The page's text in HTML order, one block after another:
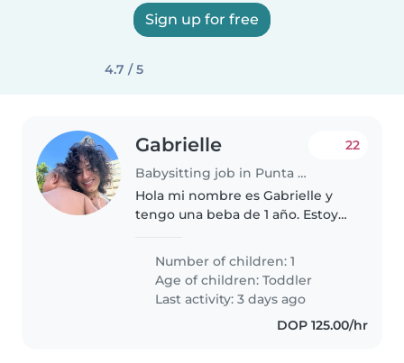
Sign up for free
4.7 / 5
Gabrielle
Babysitting job in Punta Cana
22
Hola mi nombre es Gabrielle y
tengo una beba de 1 año. Estoy
me pueda ayudar a cuidar a mi
hija. Tienes que ser paciente
pero sobre todo creativa e
divertida..
Number of children: 1
Age of children:Toddler
Last activity: 3 days ago
DOP 125.00/hr